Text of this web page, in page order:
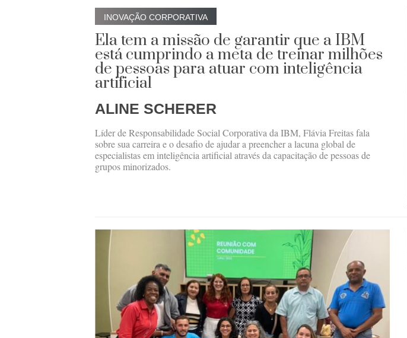
INOVAÇÃO CORPORATIVA
Ela tem a missão de garantir que a IBM
está cumprindo a meta de treinar milhões
de pessoas para atuar com inteligência
artificial
ALINE SCHERER
Líder de Responsabilidade Social Corporativa da IBM, Flávia Freitas fala
sobre sua carreira e o desafio de ajudar a preencher a lacuna global de
especialistas em inteligência artificial através da capacitação de pessoas de
grupos minorizados.